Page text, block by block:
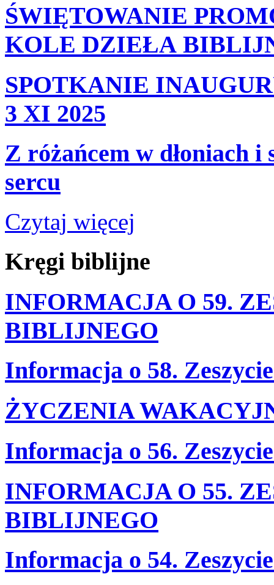
ŚWIĘTOWANIE
KOLE DZIEŁA
SPOTKANIE
3 XI 2025
Z różańcem w dłoniach i
sercu
Czytaj więcej
Kręgi biblijne
INFORMACJA O 59.
BIBLIJNEGO
Informacja o 58.
ŻYCZENIA
Informacja o 56.
INFORMACJA O 55.
BIBLIJNEGO
Informacja o 54.